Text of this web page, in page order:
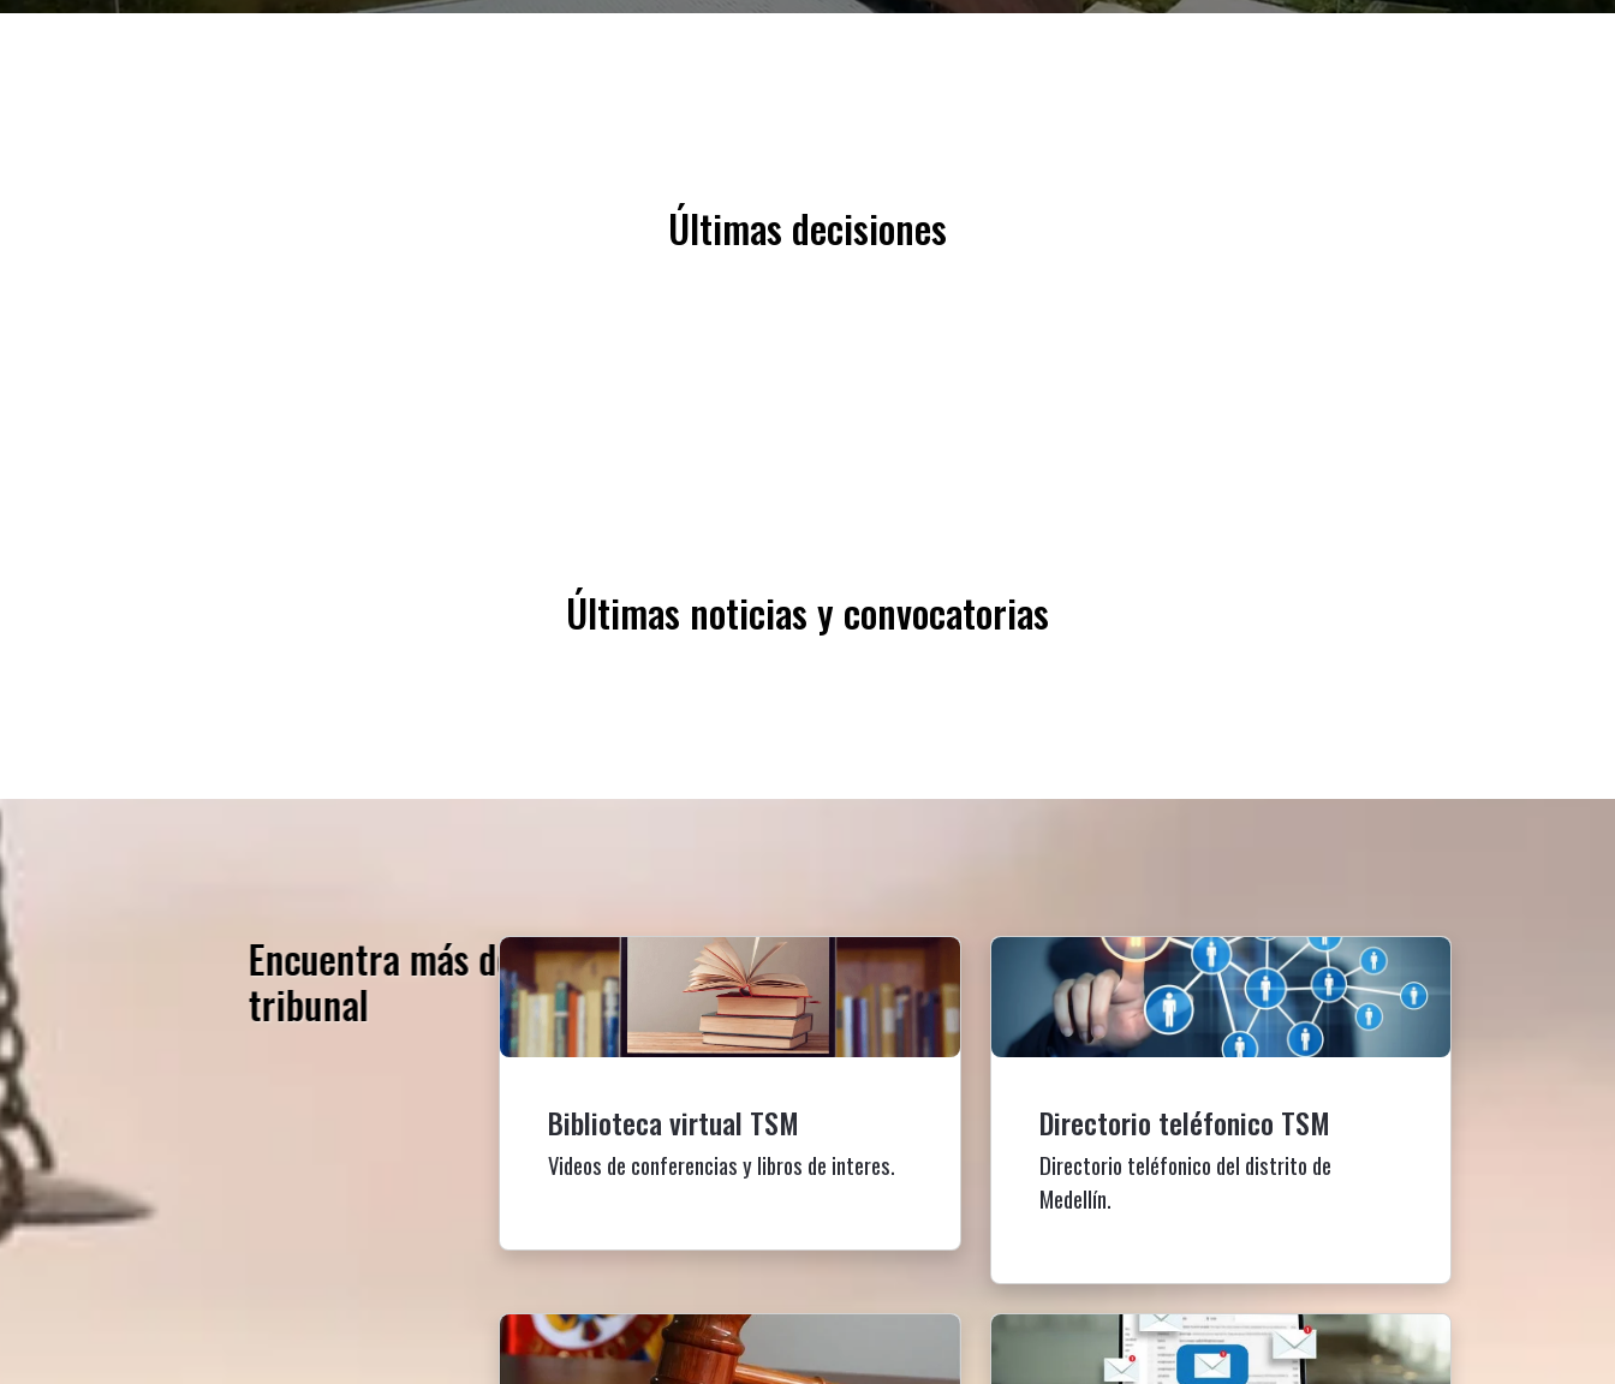
Últimas decisiones
Últimas noticias y convocatorias
Encuentra más del
tribunal
Biblioteca virtual TSM
Videos de conferencias y libros de interes.
Directorio teléfonico TSM
Directorio teléfonico del distrito de
Medellín.